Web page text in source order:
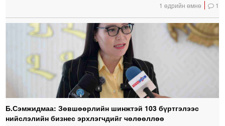
1 өдрийн өмнө 1
Б.Сэмжидмаа: Зөвшөөрлийн шинжтэй 103 бүртгэлээс
нийслэлийн бизнес эрхлэгчдийг чөлөөллөө